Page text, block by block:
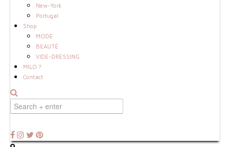
New-York
Portugal
Shop
MODE
BEAUTÉ
VIDE-DRESSING
MILO ?
Contact